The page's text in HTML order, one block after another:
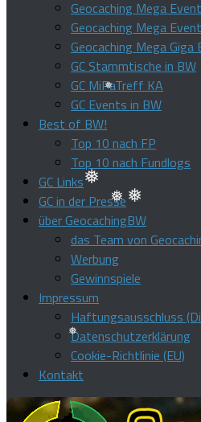
❅
❅
❅
❅
❅
Geocaching Mega
Geocaching Mega
Geocaching Mega
GC Stammtische in BW
GC MiPaTreff KA
GC Events in BW
Best of BW!
Top 10 nach FP
Top 10 nach Fundlogs
GC Links
GC in der Presse
über GeocachingBW
das Team von
Werbung
Gewinnspiele
Impressum
Haftungsausschluss
Datenschutzerklärung
Cookie-Richtlinie (EU)
Kontakt